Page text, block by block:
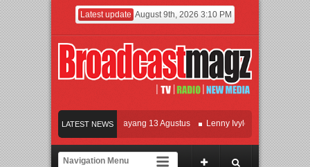
Latest update August 9th, 2026 3:10 PM
LATEST NEWS
Film KETOK MEJIK Siap Tayang 13 Agustus Lenny Ivylen: 26 Tahun Jaga
UI dan Universitas Agung Podomoro Jalin Kerja Sama Pendidikan dan Riset